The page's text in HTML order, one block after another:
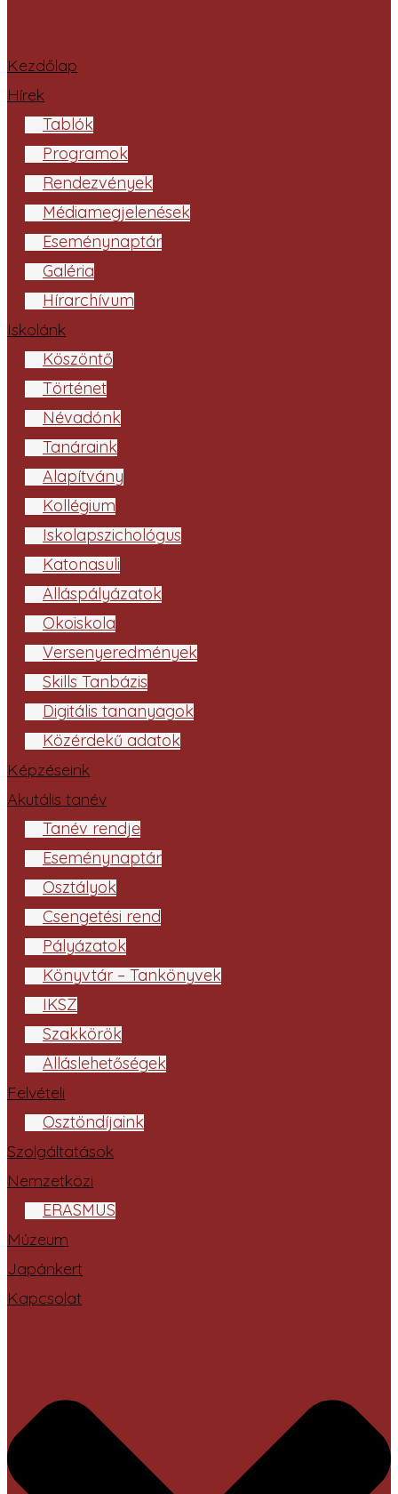
Kezdőlap
Hírek
Tablók
Programok
Rendezvények
Médiamegjelenések
Eseménynaptár
Galéria
Hírarchívum
Iskolánk
Köszöntő
Történet
Névadónk
Tanáraink
Alapítvány
Kollégium
Iskolapszichológus
Katonasuli
Álláspályázatok
Ökoiskola
Versenyeredmények
Skills Tanbázis
Digitális tananyagok
Közérdekű adatok
Képzéseink
Akutális tanév
Tanév rendje
Eseménynaptár
Osztályok
Csengetési rend
Pályázatok
Könyvtár – Tankönyvek
IKSZ
Szakkörök
Álláslehetőségek
Felvételi
Ösztöndíjaink
Szolgáltatások
Nemzetközi
ERASMUS
Múzeum
Japánkert
Kapcsolat